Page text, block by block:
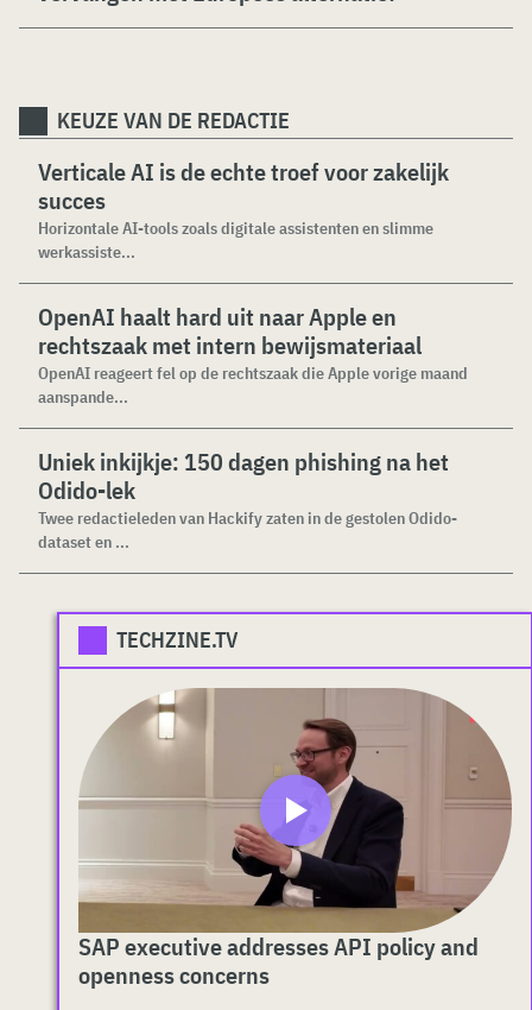
KEUZE VAN DE REDACTIE
Verticale AI is de echte troef voor zakelijk
succes
Horizontale AI-tools zoals digitale assistenten en slimme
werkassiste...
OpenAI haalt hard uit naar Apple en
rechtszaak met intern bewijsmateriaal
OpenAI reageert fel op de rechtszaak die Apple vorige maand
aanspande...
Uniek inkijkje: 150 dagen phishing na het
Odido-lek
Twee redactieleden van Hackify zaten in de gestolen Odido-
dataset en ...
TECHZINE.TV
SAP executive addresses API policy and
openness concerns